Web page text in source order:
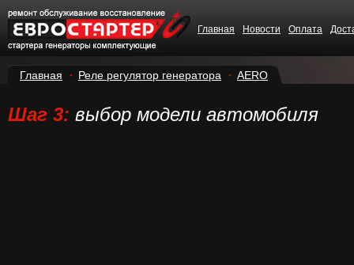
Главная Новости Оплата
Главная Реле регулятор генератора AERO
Шаг 3: выбор модели автомобиля